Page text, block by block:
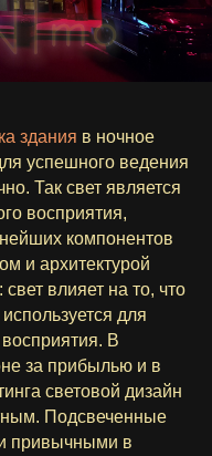
здания в ночное
успешного ведения
Так свет является
восприятия,
компонентов
и архитектурой
влияет на то, что
для
В
за прибылью и в
световой дизайн
Подсвеченные
привычными в